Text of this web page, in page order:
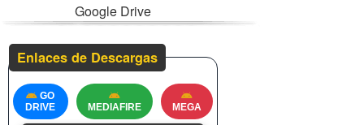
Google Drive
Enlaces de Descargas
GO
DRIVE
MEDIAFIRE MEGA